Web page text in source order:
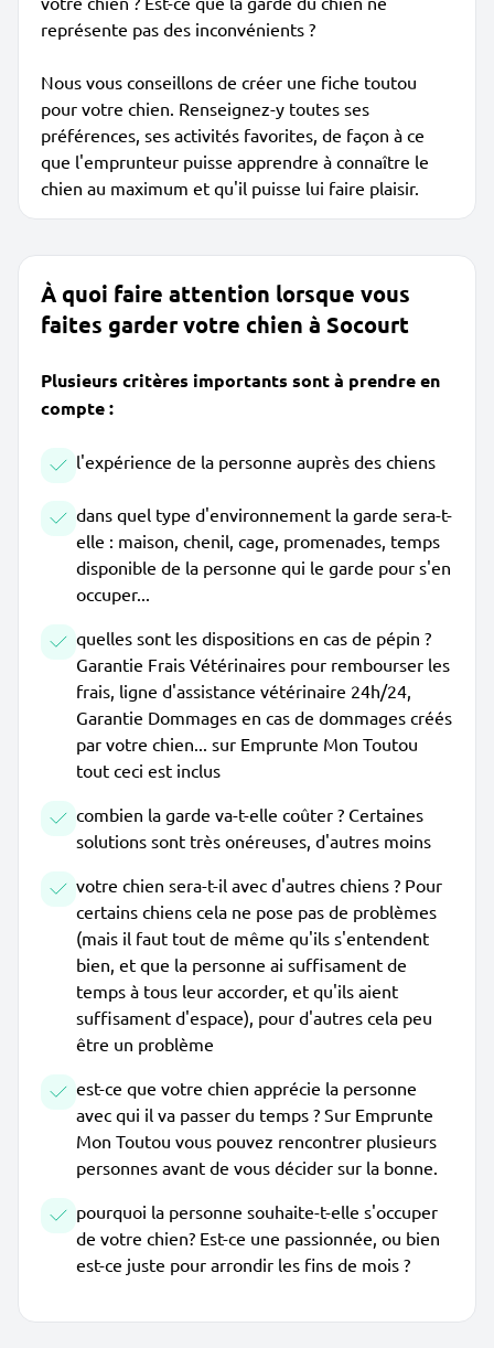
représente pas des inconvénients ?
Nous vous conseillons de créer une fiche toutou
pour votre chien. Renseignez-y toutes ses
préférences, ses activités favorites, de façon à ce
que l'emprunteur puisse apprendre à connaître le
chien au maximum et qu'il puisse lui faire plaisir.
À quoi faire attention lorsque vous
faites garder votre chien à Socourt
Plusieurs critères importants sont à prendre en
compte :
l'expérience de la personne auprès des chiens
dans quel type d'environnement la garde sera-t-
elle : maison, chenil, cage, promenades, temps
disponible de la personne qui le garde pour s'en
occuper...
quelles sont les dispositions en cas de pépin ?
Garantie Frais Vétérinaires pour rembourser les
frais, ligne d'assistance vétérinaire 24h/24,
Garantie Dommages en cas de dommages créés
par votre chien... sur Emprunte Mon Toutou
tout ceci est inclus
combien la garde va-t-elle coûter ? Certaines
solutions sont très onéreuses, d'autres moins
votre chien sera-t-il avec d'autres chiens ? Pour
certains chiens cela ne pose pas de problèmes
(mais il faut tout de même qu'ils s'entendent
bien, et que la personne ai suffisament de
temps à tous leur accorder, et qu'ils aient
suffisament d'espace), pour d'autres cela peu
être un problème
est-ce que votre chien apprécie la personne
avec qui il va passer du temps ? Sur Emprunte
Mon Toutou vous pouvez rencontrer plusieurs
personnes avant de vous décider sur la bonne.
pourquoi la personne souhaite-t-elle s'occuper
de votre chien? Est-ce une passionnée, ou bien
est-ce juste pour arrondir les fins de mois ?